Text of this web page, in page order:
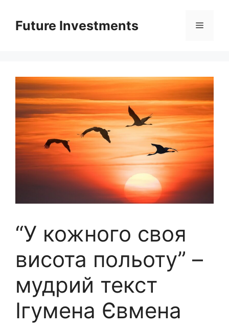
вмістуFuture Investments Меню
“У кожного своя
висота польоту” –
мудрий текст
Ігумена Євмена